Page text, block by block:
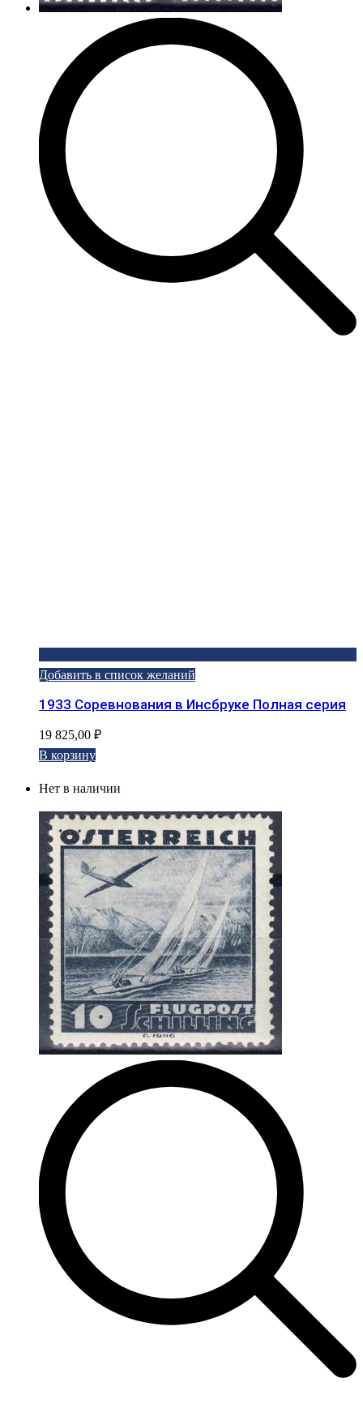
Добавить в список желаний
1933 Соревнования в Инсбруке Полная серия
19 825,00 ₽
В корзину
Нет в наличии